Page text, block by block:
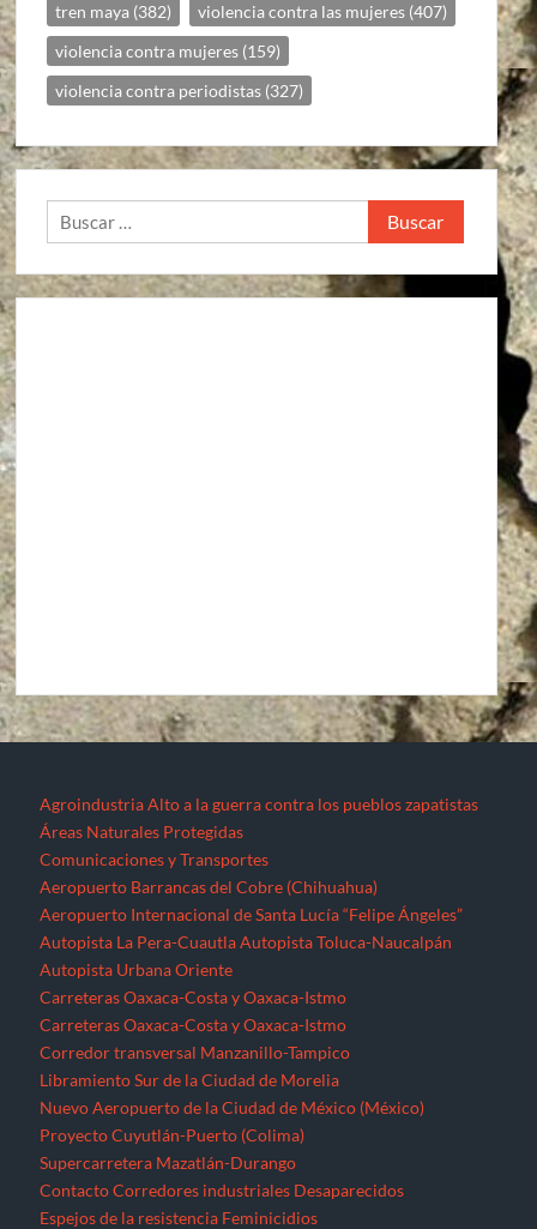
tren maya (382) violencia contra las mujeres (407)
violencia contra mujeres (159)
violencia contra periodistas (327)
Buscar:
Agroindustria Alto a la guerra contra los pueblos zapatistas
Áreas Naturales Protegidas
Comunicaciones y Transportes
Aeropuerto Barrancas del Cobre (Chihuahua)
Aeropuerto Internacional de Santa Lucía “Felipe Ángeles”
Autopista La Pera-Cuautla Autopista Toluca-Naucalpán
Autopista Urbana Oriente
Carreteras Oaxaca-Costa y Oaxaca-Istmo
Carreteras Oaxaca-Costa y Oaxaca-Istmo
Corredor transversal Manzanillo-Tampico
Libramiento Sur de la Ciudad de Morelia
Nuevo Aeropuerto de la Ciudad de México (México)
Proyecto Cuyutlán-Puerto (Colima)
Supercarretera Mazatlán-Durango
Contacto Corredores industriales Desaparecidos
Espejos de la resistencia Feminicidios